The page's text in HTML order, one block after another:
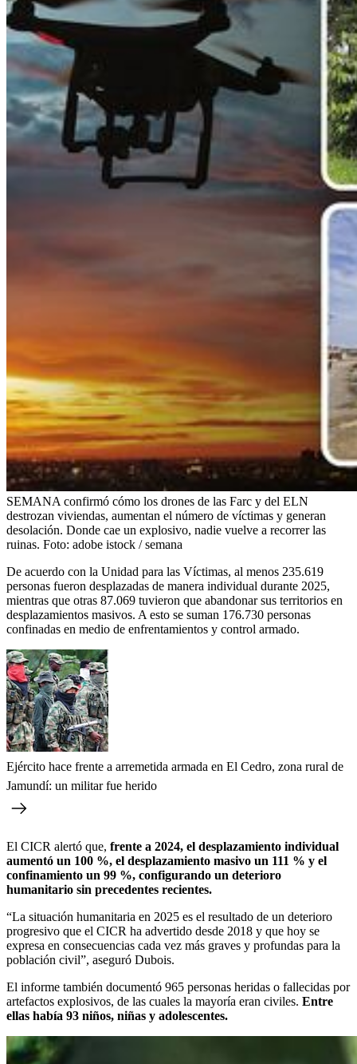
SEMANA confirmó cómo los drones de las Farc y del ELN
destrozan viviendas, aumentan el número de víctimas y generan
desolación. Donde cae un explosivo, nadie vuelve a recorrer las
ruinas. Foto: adobe istock / semana
De acuerdo con la Unidad para las Víctimas, al menos 235.619
personas fueron desplazadas de manera individual durante 2025,
mientras que otras 87.069 tuvieron que abandonar sus territorios en
desplazamientos masivos. A esto se suman 176.730 personas
confinadas en medio de enfrentamientos y control armado.
Ejército hace frente a arremetida armada en El Cedro, zona rural de
Jamundí: un militar fue herido
El CICR alertó que, frente a 2024, el desplazamiento individual
aumentó un 100 %, el desplazamiento masivo un 111 % y el
confinamiento un 99 %, configurando un deterioro
humanitario sin precedentes recientes.
“La situación humanitaria en 2025 es el resultado de un deterioro
progresivo que el CICR ha advertido desde 2018 y que hoy se
expresa en consecuencias cada vez más graves y profundas para la
población civil”, aseguró Dubois.
El informe también documentó 965 personas heridas o fallecidas por
artefactos explosivos, de las cuales la mayoría eran civiles. Entre
ellas había 93 niños, niñas y adolescentes.